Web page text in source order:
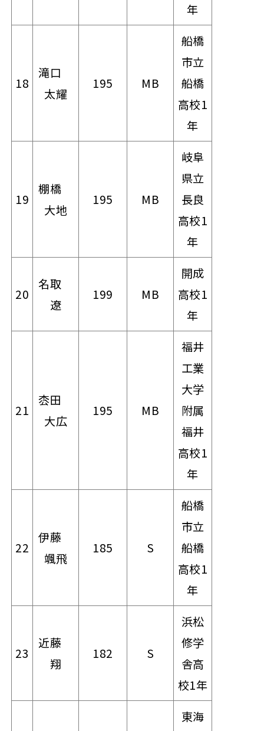
年
18
滝口
太耀
195 MB
船橋
市立
船橋
高校1
年
19
棚橋
大地
195 MB
岐阜
県立
長良
高校1
年
20
名取
遼
199 MB
開成
高校1
年
21
枩田
大広
195 MB
福井
工業
大学
附属
福井
高校1
年
22
伊藤
颯飛
185 S
船橋
市立
船橋
高校1
年
23
近藤
翔
182 S
浜松
修学
舎高
校1年
東海